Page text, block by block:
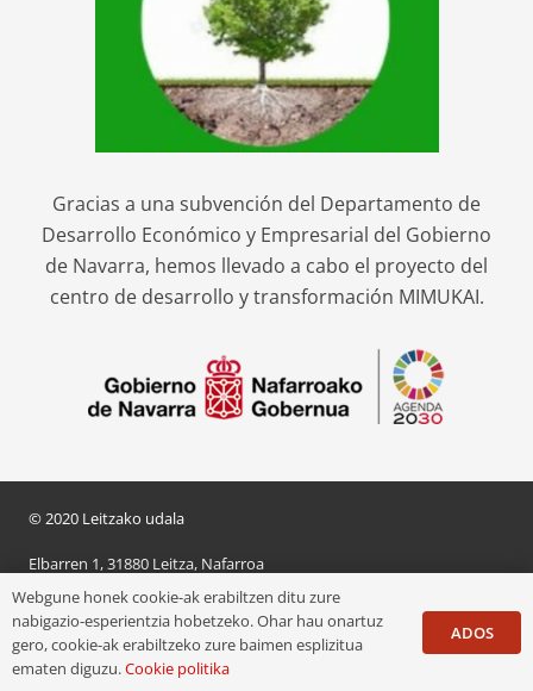
Gracias a una subvención del Departamento de
Desarrollo Económico y Empresarial del Gobierno
de Navarra, hemos llevado a cabo el proyecto del
centro de desarrollo y transformación MIMUKAI.
© 2020 Leitzako udala
Elbarren 1, 31880 Leitza, Nafarroa
Teléfono:+34 948 51 00 09
Política de privacidad/Aviso legal/Política de Cookies
Webgune honek cookie-ak erabiltzen ditu zure
nabigazio-esperientzia hobetzeko. Ohar hau onartuz
gero, cookie-ak erabiltzeko zure baimen esplizitua
ematen diguzu.Cookie politika
ADOS